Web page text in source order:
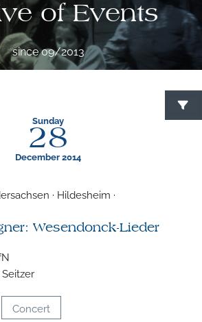
of Events
since 09/2013
Sunday
28
December 2014
· Hildesheim ·
Wesendonck-Lieder
Concert